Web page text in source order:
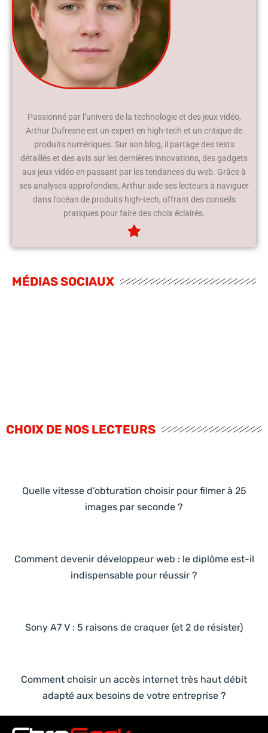
Passionné par l’univers de la technologie et des jeux vidéo,
Arthur Dufresne est un expert en high-tech et un critique de
produits numériques. Sur son blog, il partage des tests
détaillés et des avis sur les dernières innovations, des gadgets
aux jeux vidéo en passant par les tendances du web. Grâce à
ses analyses approfondies, Arthur aide ses lecteurs à naviguer
dans l’océan de produits high-tech, offrant des conseils
pratiques pour faire des choix éclairés.
MÉDIAS SOCIAUX
CHOIX DE NOS LECTEURS
Quelle vitesse d’obturation choisir pour filmer à 25
images par seconde ?
Comment devenir développeur web : le diplôme est-il
indispensable pour réussir ?
Sony A7 V : 5 raisons de craquer (et 2 de résister)
Comment choisir un accès internet très haut débit
adapté aux besoins de votre entreprise ?